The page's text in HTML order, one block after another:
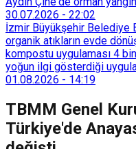
30.07.2026 - 22:02
İzmir Büyükşehir Belediye
organik atıkların evde
kompostu uygulaması 4
yoğun ilgi gösterdiği
Tarımsal Hizmetler Dairesi
sürdürülebilir atık
01.08.2026 - 14:19
TBMM Genel
Türkiye'de